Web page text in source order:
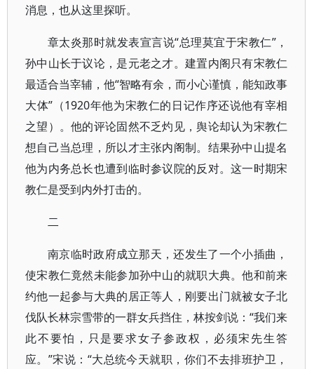
消息，也从这里探听。
章太炎那时就发表宣言说“总理莫宜于宋教仁”，
孙中山长于议论，是元老之才。建置内阁只有宋教仁
最适合当宰辅，他“智略有余，而小心谨慎，能知政事
大体”（1920年他为宋教仁的日记作序还说他有宰相
之望）。他的评论固然不乏灼见，舆论却认为宋教仁
想自己当总理，所以才主张内阁制。结果孙中山提名
他为内务总长也遭到临时参议院的反对。这一时期宋
教仁是受到内外打击的。
二
南京临时政府成立那天，还发生了一个小插曲，
使宋教仁竟然未能参加孙中山的就职大典。他和前来
约他一起参与大典的居正等人，刚要出门就被女子北
伐队长林宗雪带的一群女兵挡住，林按剑说：“我们来
此不要怕，只是要求女子参政权，必须宋先生答
应。”宋说：“大总统今天就职，你们不去排班护卫，